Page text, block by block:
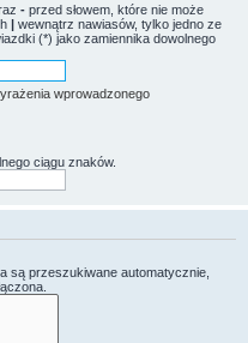
- przed słowem, które nie może
| wewnątrz nawiasów, tylko jedno ze
(*) jako zamiennika dowolnego
wprowadzonego
ciągu znaków.
są przeszukiwane automatycznie,